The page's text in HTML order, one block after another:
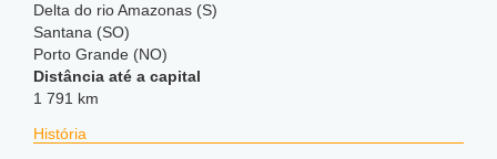
Delta do rio Amazonas (S)
Santana (SO)
Porto Grande (NO)
Distância até a capital
1 791 km
História